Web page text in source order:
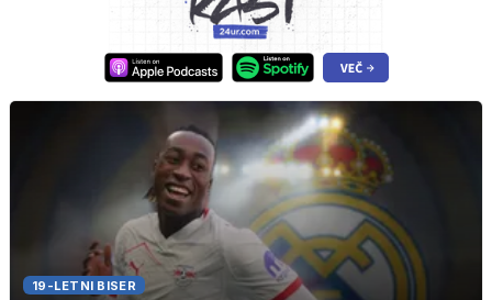
19-LETNI BISER